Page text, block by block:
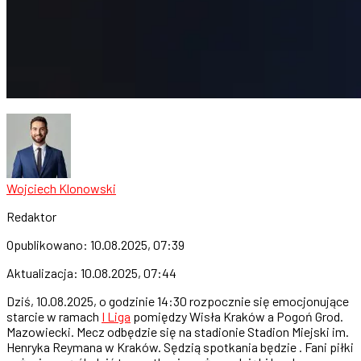
Wojciech Klonowski
Redaktor
Opublikowano: 10.08.2025, 07:39
Aktualizacja: 10.08.2025, 07:44
Dziś, 10.08.2025, o godzinie 14:30 rozpocznie się emocjonujące
starcie w ramach I Liga pomiędzy Wisła Kraków a Pogoń Grod.
Mazowiecki. Mecz odbędzie się na stadionie Stadion Miejski im.
Henryka Reymana w Kraków. Sędzią spotkania będzie . Fani piłki